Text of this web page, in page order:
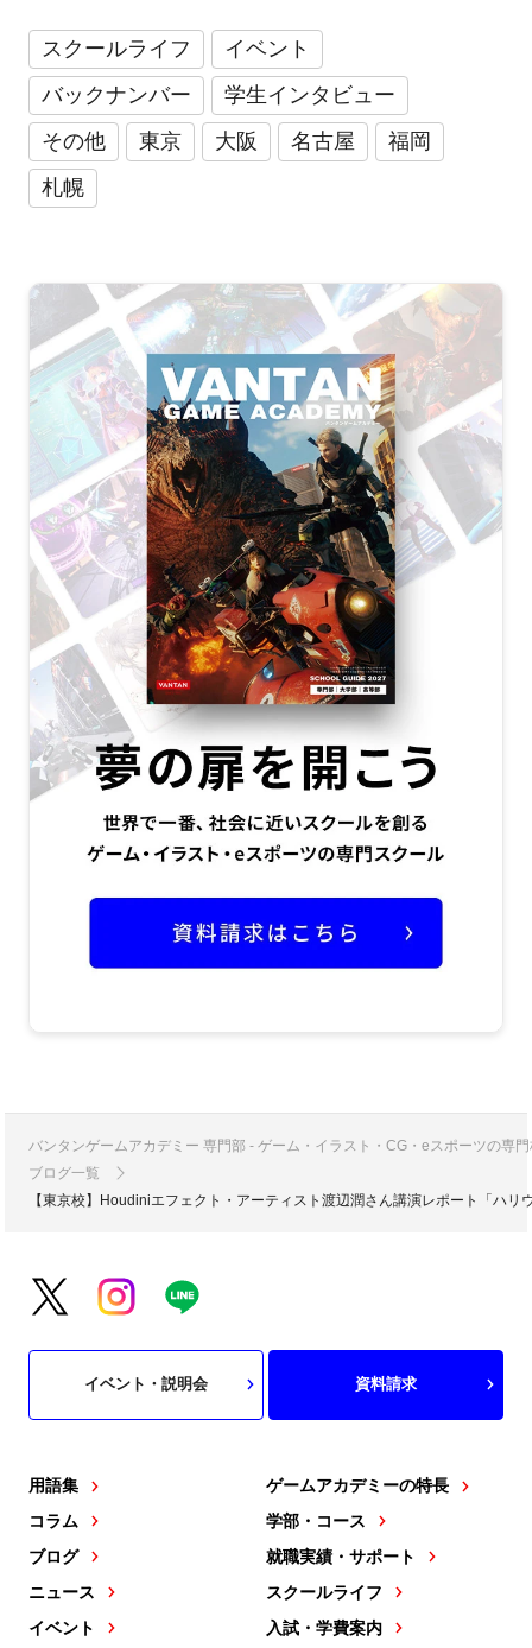
スクールライフ
イベント
バックナンバー
学生インタビュー
その他
東京 大阪 名古屋
福岡
札幌
バンタンゲームアカデミー 専門部 - ゲーム・イラスト・CG・eスポーツの専
ブログ一覧
【東京校】Houdiniエフェクト・アーティスト渡辺潤さん講演レポート「ハリ
用語集
コラム
ブログ
ニュース
イベント
ゲームアカデミーの特長
学部・コース
就職実績・サポート
スクールライフ
入試・学費案内
イベント・説明会 資料請求